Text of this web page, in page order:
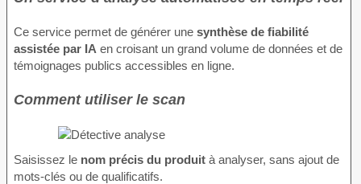
Ce service permet de générer une synthèse de fiabilité
assistée par IA en croisant un grand volume de données et de
témoignages publics accessibles en ligne.
Comment utiliser le scan
Saisissez le nom précis du produit à analyser, sans ajout de
mots-clés ou de qualificatifs.